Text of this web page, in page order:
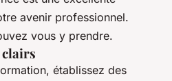
avenir professionnel.
vous y prendre.
établissez des